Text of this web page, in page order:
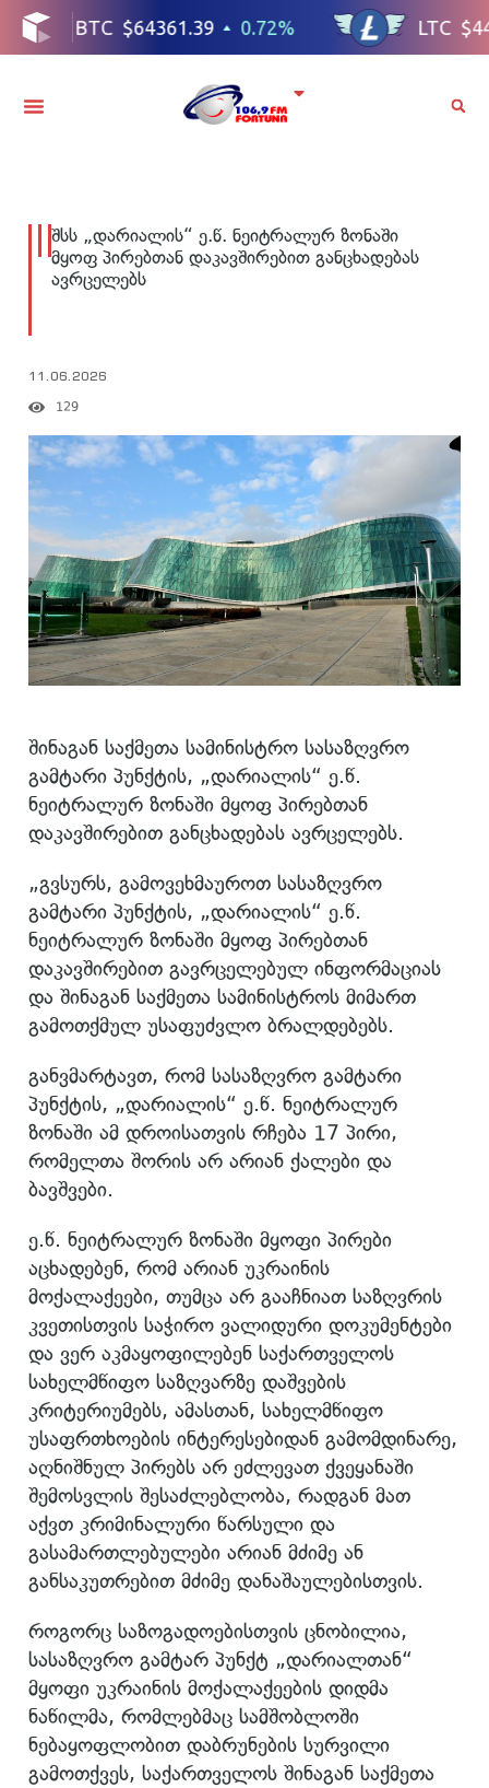
შსს „დარიალის“ ე.წ. ნეიტრალურ ზონაში
მყოფ პირებთან დაკავშირებით განცხადებას
ავრცელებს
11.06.2026
129
შინაგან საქმეთა სამინისტრო სასაზღვრო
გამტარი პუნქტის, „დარიალის“ ე.წ.
ნეიტრალურ ზონაში მყოფ პირებთან
დაკავშირებით განცხადებას ავრცელებს.
„გვსურს, გამოვეხმაუროთ სასაზღვრო
გამტარი პუნქტის, „დარიალის“ ე.წ.
ნეიტრალურ ზონაში მყოფ პირებთან
დაკავშირებით გავრცელებულ ინფორმაციას
და შინაგან საქმეთა სამინისტროს მიმართ
გამოთქმულ უსაფუძვლო ბრალდებებს.
განვმარტავთ, რომ სასაზღვრო გამტარი
პუნქტის, „დარიალის“ ე.წ. ნეიტრალურ
ზონაში ამ დროისათვის რჩება 17 პირი,
რომელთა შორის არ არიან ქალები და
ბავშვები.
ე.წ. ნეიტრალურ ზონაში მყოფი პირები
აცხადებენ, რომ არიან უკრაინის
მოქალაქეები, თუმცა არ გააჩნიათ საზღვრის
კვეთისთვის საჭირო ვალიდური დოკუმენტები
და ვერ აკმაყოფილებენ საქართველოს
სახელმწიფო საზღვარზე დაშვების
კრიტერიუმებს, ამასთან, სახელმწიფო
უსაფრთხოების ინტერესებიდან გამომდინარე,
აღნიშნულ პირებს არ ეძლევათ ქვეყანაში
შემოსვლის შესაძლებლობა, რადგან მათ
აქვთ კრიმინალური წარსული და
გასამართლებულები არიან მძიმე ან
განსაკუთრებით მძიმე დანაშაულებისთვის.
როგორც საზოგადოებისთვის ცნობილია,
სასაზღვრო გამტარ პუნქტ „დარიალთან“
მყოფი უკრაინის მოქალაქეების დიდმა
ნაწილმა, რომლებმაც სამშობლოში
ნებაყოფლობით დაბრუნების სურვილი
გამოთქვეს, საქართველოს შინაგან საქმეთა